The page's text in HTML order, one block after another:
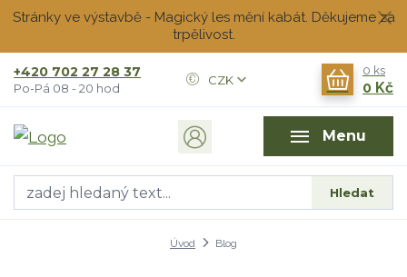
Stránky ve výstavbě - Magický les mění kabát. Děkujeme za
trpělivost.
Menu
CZK
Hledat
+420 702 27 28 37
Po-Pá 08 - 20 hod
0 ks
0 Kč
Úvod Blog